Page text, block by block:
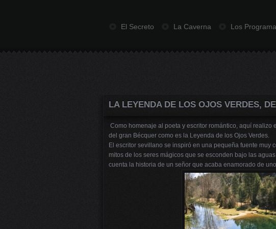
El Secreto La Caverna Los
LA LEYENDA DE LOS OJOS VERDES,
Como homenaje al poeta y escritor romántico, aquí
del gran Bécquer como es la Leyenda de los Ojos Verdes.
El escritor sevillano se inspiró en una pequeña fuente muy
mitos de los seres mágicos que se esconden bajo las
cuenta la historia de un señor que acaba enamorado de